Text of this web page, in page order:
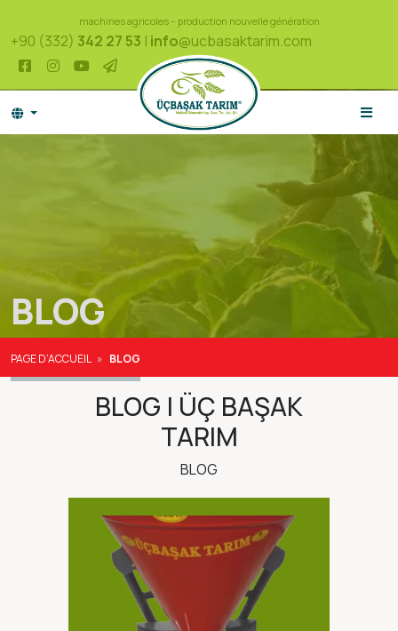
machines agricoles – production nouvelle génération
+90 (332) 342 27 53 | info@ucbasaktarim.com
BLOG
PAGE D’ACCUEIL BLOG
BLOG | ÜÇ BAŞAK
TARIM
BLOG